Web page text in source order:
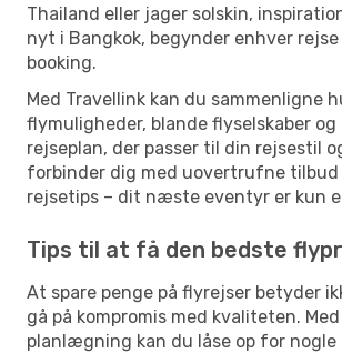
Thailand eller jager solskin,
nyt i Bangkok, begynder enhver
booking.
Med Travellink kan du sammenligne
flymuligheder, blande flyselskaber og
rejseplan, der passer til din rejsestil
forbinder dig med uovertrufne
rejsetips – dit næste eventyr er kun
Tips til at få den bedste
At spare penge på flyrejser betyder
gå på kompromis med kvaliteten.
planlægning kan du låse op for